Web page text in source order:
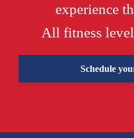
experience
All fitness
Schedule